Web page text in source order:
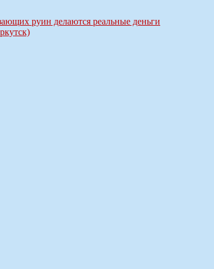
руин делаются реальные деньги